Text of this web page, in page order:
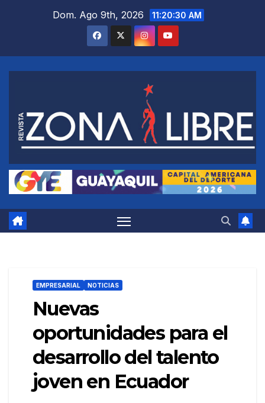
Dom. Ago 9th, 2026 11:20:31 AM
EMPRESARIAL NOTICIAS
Nuevas
oportunidades para el
desarrollo del talento
joven en Ecuador